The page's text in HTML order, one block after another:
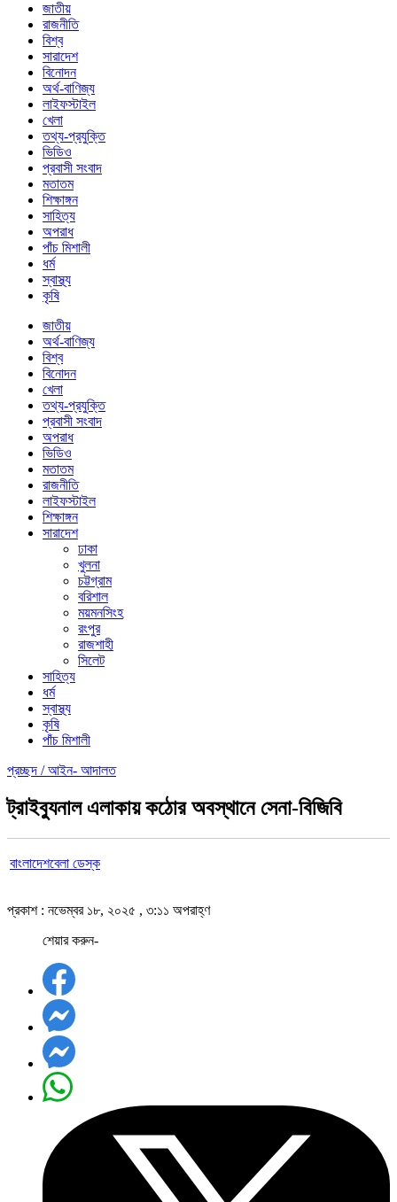
জাতীয়
রাজনীতি
বিশ্ব
সারাদেশ
বিনোদন
অর্থ-বাণিজ্য
লাইফস্টাইল
খেলা
তথ্য-প্রযুক্তি
ভিডিও
প্রবাসী সংবাদ
মতাতম
শিক্ষাঙ্গন
সাহিত্য
অপরাধ
পাঁচ মিশালী
ধর্ম
স্বাস্থ্য
কৃষি
জাতীয়
অর্থ-বাণিজ্য
বিশ্ব
বিনোদন
খেলা
তথ্য-প্রযুক্তি
প্রবাসী সংবাদ
অপরাধ
ভিডিও
মতাতম
রাজনীতি
লাইফস্টাইল
শিক্ষাঙ্গন
সারাদেশ
ঢাকা
খুলনা
চট্টগ্রাম
বরিশাল
ময়মনসিংহ
রংপুর
রাজশাহী
সিলেট
সাহিত্য
ধর্ম
স্বাস্থ্য
কৃষি
পাঁচ মিশালী
প্রচ্ছদ /আইন- আদালত
ট্রাইব্যুনাল এলাকায় কঠোর অবস্থানে সেনা-বিজিবি
বাংলাদেশবেলা ডেস্ক
প্রকাশ : নভেম্বর ১৮, ২০২৫ , ৩:১১ অপরাহ্ণ
শেয়ার করুন-